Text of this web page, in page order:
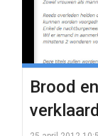
Brood
verklaard